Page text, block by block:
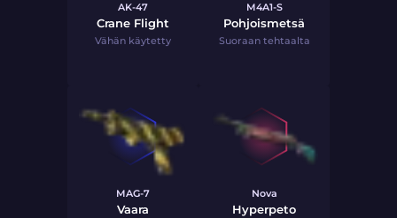
AK-47
Crane Flight
Vähän käytetty
M4A1-S
Pohjoismetsä
Suoraan tehtaalta
MAG-7
Vaara
Nova
Hyperpeto